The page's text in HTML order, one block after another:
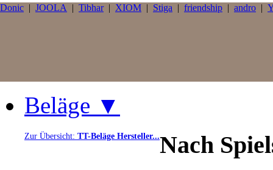
Donic | JOOLA | Tibhar| XIOM | Stiga | friendship | andro |
Beläge ▼
Zur Übersicht: TT-Beläge Hersteller...Nach